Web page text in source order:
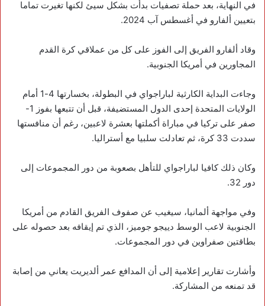
في النهاية، بعد حملة تصفيات بدأت بشكل سيئ لكنها تغيرت تماما
بتعيين ألفارو في أغسطس آب 2024.
وقاد ألفارو الفريق إلى الفوز على كل من عملاقي كرة القدم
المجاورين في أمريكا الجنوبية.
وجاءت البداية الكارثية لباراجواي في البطولة، بخسارتها 4-1 أمام
الولايات المتحدة إحدى الدول المستضيفة، قبل أن تتبعها بفوز 1-
صفر على تركيا في مباراة أكملتها بعشرة لاعبين، رغم أن منافستها
سددت 33 كرة، ثم تعادلت سلبيا مع أستراليا.
وكان ذلك كافيا لباراجواي للتأهل بصعوبة من دور المجموعات إلى
دور 32.
وفي مواجهة ألمانيا، سيغيب عن صفوف الفريق القادم من أمريكا
الجنوبية لاعب الوسط دييجو جوميز، الذي تم إيقافه بعد حصوله على
بطاقتين صفراوين في دور المجموعات.
وأشارت تقارير إعلامية إلى أن المدافع عمر ألديريت يعاني من إصابة
قد تمنعه من المشاركة.